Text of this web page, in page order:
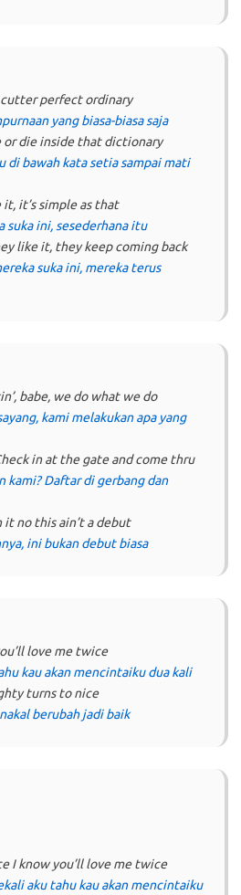
cutter perfect ordinary
yang biasa-biasa saja
or die inside that dictionary
di bawah kata setia sampai mati
it’s simple as that
suka ini, sesederhana itu
like it, they keep coming back
suka ini, mereka terus
babe, we do what we do
kami melakukan apa yang
in at the gate and come thru
kami? Daftar di gerbang dan
it no this ain’t a debut
ini bukan debut biasa
love me twice
kau akan mencintaiku dua kali
turns to nice
berubah jadi baik
I know you’ll love me twice
aku tahu kau akan mencintaiku